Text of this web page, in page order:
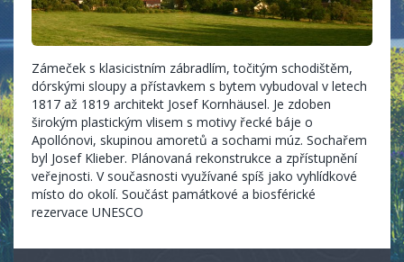
Zámeček s klasicistním zábradlím, točitým schodištěm,
dórskými sloupy a přístavkem s bytem vybudoval v letech
1817 až 1819 architekt Josef Kornhäusel. Je zdoben
širokým plastickým vlisem s motivy řecké báje o
Apollónovi, skupinou amoretů a sochami múz. Sochařem
byl Josef Klieber. Plánovaná rekonstrukce a zpřístupnění
veřejnosti. V současnosti využívané spíš jako vyhlídkové
místo do okolí. Součást památkové a biosférické
rezervace UNESCO